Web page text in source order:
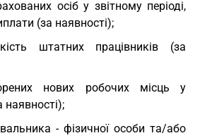
осіб у звітному періоді,
(за наявності);
штатних працівників (за
нових робочих місць у
наявності);
- фізичної особи та/або